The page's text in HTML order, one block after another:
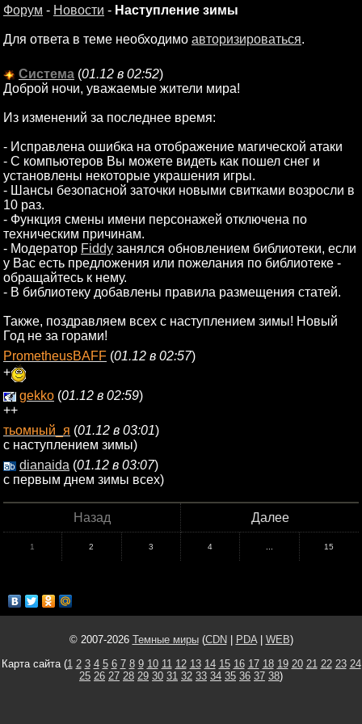
Форум - Новости - Наступление зимы
Для ответа в теме необходимо авторизироваться.
Система (01.12 в 02:52)
Доброй ночи, уважаемые жители мира!
Из изменений за последнее время:
- Исправлена ошибка на отображение магической атаки
- С компьютеров Вы можете видеть как пошел снег и
установлены некоторые украшения игры.
- Шансы безопасной заточки новыми свитками возросли в
10 раз.
- Функция смены имени персонажей отключена по
техническим причинам.
- Модератор Fiddy занялся обновлением библиотеки, если
у Вас есть предложения или пожелания по библиотеке -
обращайтесь к нему.
- В библиотеку добавлены правила размещения статей.
Также, поздравляем всех с наступлением зимы! Новый
Год не за горами!
PrometheusBAFF (01.12 в 02:57)
+
gekko (01.12 в 02:59)
++
тьомный_я (01.12 в 03:01)
с наступлением зимы)
dianaida (01.12 в 03:07)
с первым днем зимы всех)
Назад Далее
1 2 3 4 15
© 2007-2026 Темные миры(CDN PDA| WEB)
Карта сайта (1 2 3 4 5 6 7 8 9 10 11 12 13 14 15 16 17 18 19 20 21 22 23 24
25 26 27 28 29 30 31 32 33 34 35 36 37 38)